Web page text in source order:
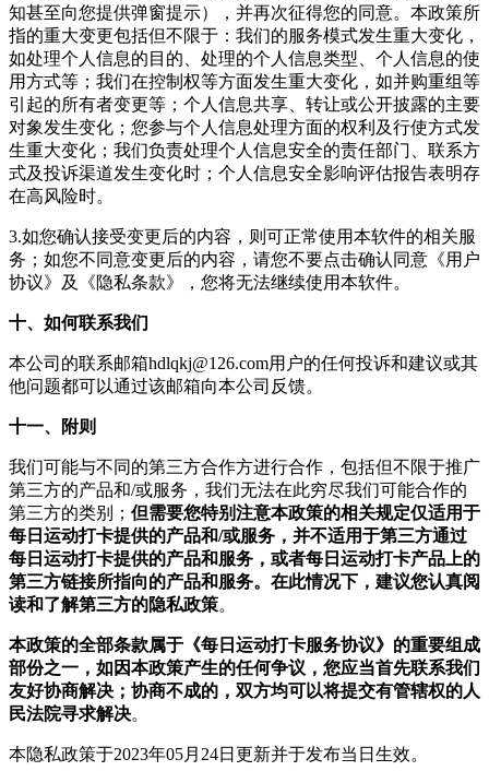
知甚至向您提供弹窗提示），并再次征得您的同意。本政策所
指的重大变更包括但不限于：我们的服务模式发生重大变化，
如处理个人信息的目的、处理的个人信息类型、个人信息的使
用方式等；我们在控制权等方面发生重大变化，如并购重组等
引起的所有者变更等；个人信息共享、转让或公开披露的主要
对象发生变化；您参与个人信息处理方面的权利及行使方式发
生重大变化；我们负责处理个人信息安全的责任部门、联系方
式及投诉渠道发生变化时；个人信息安全影响评估报告表明存
在高风险时。
3.如您确认接受变更后的内容，则可正常使用本软件的相关服
务；如您不同意变更后的内容，请您不要点击确认同意《用户
协议》及《隐私条款》，您将无法继续使用本软件。
十、如何联系我们
本公司的联系邮箱hdlqkj@126.com用户的任何投诉和建议或其
他问题都可以通过该邮箱向本公司反馈。
十一、附则
我们可能与不同的第三方合作方进行合作，包括但不限于推广
第三方的产品和/或服务，我们无法在此穷尽我们可能合作的
第三方的类别； 但需要您特别注意本政策的相关规定仅适用于
每日运动打卡提供的产品和/或服务，并不适用于第三方通过
每日运动打卡提供的产品和服务，或者每日运动打卡产品上的
第三方链接所指向的产品和服务。在此情况下，建议您认真阅
读和了解第三方的隐私政策。
本政策的全部条款属于《每日运动打卡服务协议》的重要组成
部份之一，如因本政策产生的任何争议，您应当首先联系我们
友好协商解决；协商不成的，双方均可以将提交有管辖权的人
民法院寻求解决。
本隐私政策于2023年05月24日更新并于发布当日生效。